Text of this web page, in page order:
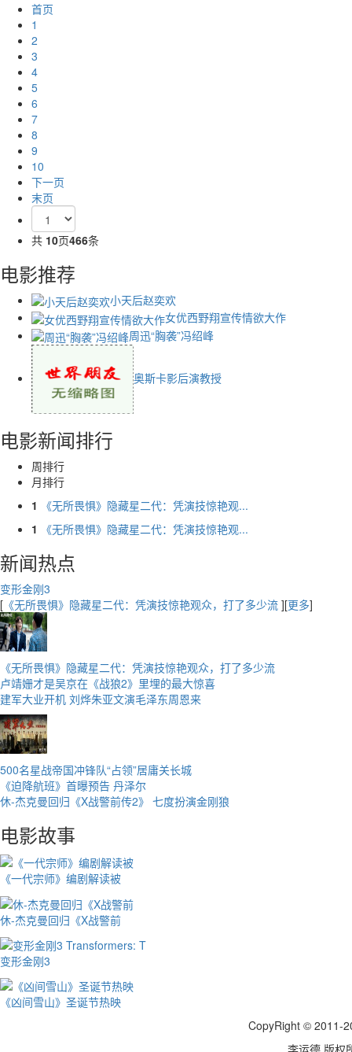
首页
1
2
3
4
5
6
7
8
9
10
下一页
末页
共 10页466条
电影推荐
小天后赵奕欢
女优西野翔宣传情欲大作
周迅“胸袭”冯绍峰
奥斯卡影后演教授
电影新闻排行
周排行
月排行
1
《无所畏惧》隐藏星二代：凭演技惊艳观...
1
《无所畏惧》隐藏星二代：凭演技惊艳观...
新闻热点
变形金刚3
[ 《无所畏惧》隐藏星二代：凭演技惊艳观众，打了多少流 ][更多]
《无所畏惧》隐藏星二代：凭演技惊艳观众，打了多少流
卢靖姗才是吴京在《战狼2》里埋的最大惊喜
建军大业开机 刘烨朱亚文演毛泽东周恩来
500名星战帝国冲锋队“占领”居庸关长城
《迫降航班》首曝预告 丹泽尔
休-杰克曼回归《X战警前传2》 七度扮演金刚狼
电影故事
《一代宗师》编剧解读被
休-杰克曼回归《X战警前
变形金刚3
《凶间雪山》圣诞节热映
CopyRight © 2011-